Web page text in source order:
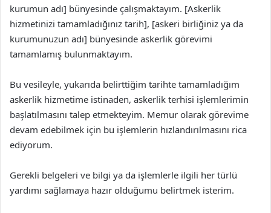
kurumun adı] bünyesinde çalışmaktayım. [Askerlik
hizmetinizi tamamladığınız tarih], [askeri birliğiniz ya da
kurumunuzun adı] bünyesinde askerlik görevimi
tamamlamış bulunmaktayım.
Bu vesileyle, yukarıda belirttiğim tarihte tamamladığım
askerlik hizmetime istinaden, askerlik terhisi işlemlerimin
başlatılmasını talep etmekteyim. Memur olarak görevime
devam edebilmek için bu işlemlerin hızlandırılmasını rica
ediyorum.
Gerekli belgeleri ve bilgi ya da işlemlerle ilgili her türlü
yardımı sağlamaya hazır olduğumu belirtmek isterim.